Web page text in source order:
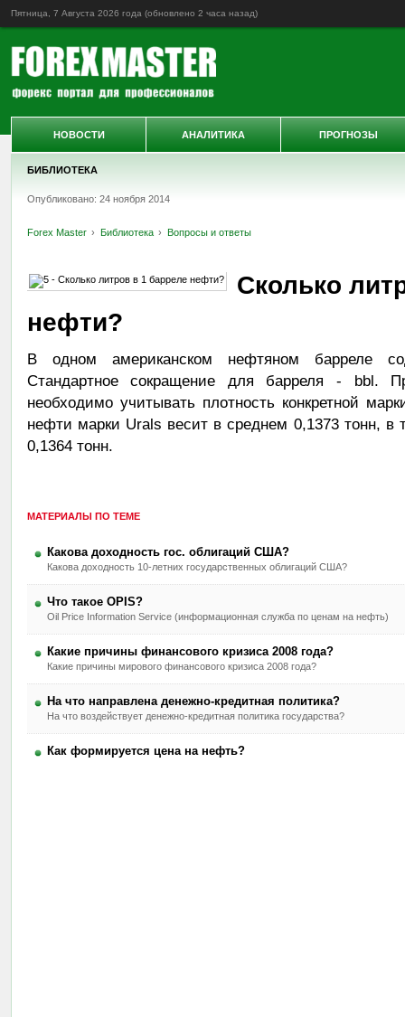
Пятница, 7 Августа 2026 года (обновлено 2 часа назад)
БИБЛИОТЕКА
Опубликовано: 24 ноября 2014
Forex Master Библиотека Вопросы и ответы
Сколько
нефти?
В одном американском нефтяном барреле
Стандартное сокращение для барреля - bbl.
необходимо учитывать плотность конкретной
нефти марки Urals весит в среднем 0,1373 тонн, в
0,1364 тонн.
МАТЕРИАЛЫ ПО ТЕМЕ
Какова доходность гос. облигаций США?
Какова доходность 10-летних государственных облигаций США?
Что такое OPIS?
Oil Price Information Service (информационная служба по ценам на нефть)
Какие причины финансового кризиса 2008 года?
Какие причины мирового финансового кризиса 2008 года?
На что направлена денежно-кредитная политика?
На что воздействует денежно-кредитная политика государства?
Как формируется цена на нефть?
НОВОСТИ АНАЛИТИКА ПРОГНОЗЫ